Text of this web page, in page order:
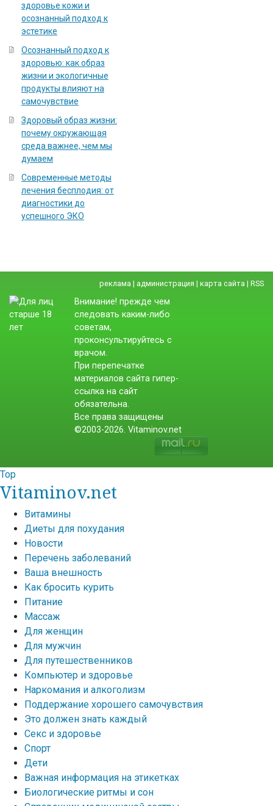
здоровье кожи и
осознанный подход к
эстетике
Осознанный подход к
здоровью: как образ
жизни и экологичные
продукты влияют на
самочувствие
Здоровый образ жизни:
почему окружающая
среда важнее, чем мы
думаем
Современные методы
лечения бесплодия: от
диагностики до
успешного ЭКО
реклама | администрация | карта сайта | RSS
Внимание! прежде чем
следовать каким-либо
советам,
проконсультируйтесь с
врачом.
При перепечатке
материалов сайта гипер-
ссылка на сайт
обязательна.
Все права защищены
©2003-2026. Vitaminov.net
Top
Vitaminov.net
Витамины
Диеты для похудания
Новости
Перечень заболеваний
Ваша внешность
Как бросить курить
Питание
Массаж
Для женщин
Для мужчин
Для путешественников
Компьютер и здоровье
Наркомания и алкоголизм
Поддержание хорошего самочувствия
Это должен знать каждый
Секс и здоровье
Спорт
Дети
Важная информация на этикетках
Биологические ритмы и сон